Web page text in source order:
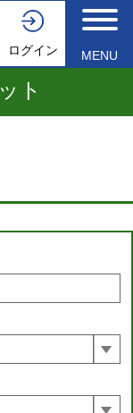
ログイン MENU
ト